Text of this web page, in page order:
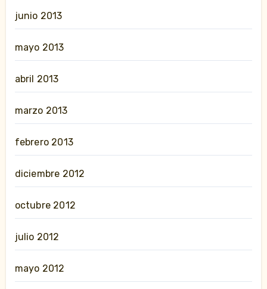
junio 2013
mayo 2013
abril 2013
marzo 2013
febrero 2013
diciembre 2012
octubre 2012
julio 2012
mayo 2012